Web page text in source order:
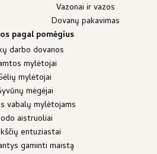
Vazonai ir vazos
Dovanų pakavimas
pagal pomėgius
darbo dovanos
mylėtojai
mylėtojai
mėgėjai
vabalų mylėtojams
aistruoliai
entuziastai
gaminti maistą